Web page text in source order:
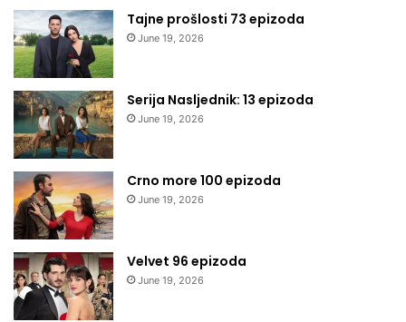
Tajne prošlosti 73 epizoda
June 19, 2026
Serija Nasljednik: 13 epizoda
June 19, 2026
Crno more 100 epizoda
June 19, 2026
Velvet 96 epizoda
June 19, 2026